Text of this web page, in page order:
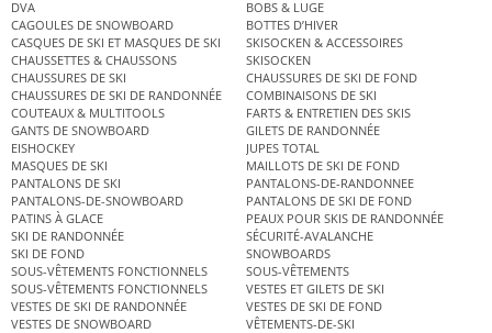
DVA
BOBS & LUGE
CAGOULES DE SNOWBOARD
BOTTES D’HIVER
CASQUES DE SKI ET MASQUES DE SKI
SKISOCKEN & ACCESSOIRES
CHAUSSETTES & CHAUSSONS
SKISOCKEN
CHAUSSURES DE SKI
CHAUSSURES DE SKI DE FOND
CHAUSSURES DE SKI DE RANDONNÉE
COMBINAISONS DE SKI
COUTEAUX & MULTITOOLS
FARTS & ENTRETIEN DES SKIS
GANTS DE SNOWBOARD
GILETS DE RANDONNÉE
EISHOCKEY
JUPES TOTAL
MASQUES DE SKI
MAILLOTS DE SKI DE FOND
PANTALONS DE SKI
PANTALONS-DE-RANDONNEE
PANTALONS-DE-SNOWBOARD
PANTALONS DE SKI DE FOND
PATINS À GLACE
PEAUX POUR SKIS DE RANDONNÉE
SKI DE RANDONNÉE
SÉCURITÉ-AVALANCHE
SKI DE FOND
SNOWBOARDS
SOUS-VÊTEMENTS FONCTIONNELS
SOUS-VÊTEMENTS
SOUS-VÊTEMENTS FONCTIONNELS
VESTES ET GILETS DE SKI
VESTES DE SKI DE RANDONNÉE
VESTES DE SKI DE FOND
VESTES DE SNOWBOARD
VÊTEMENTS-DE-SKI